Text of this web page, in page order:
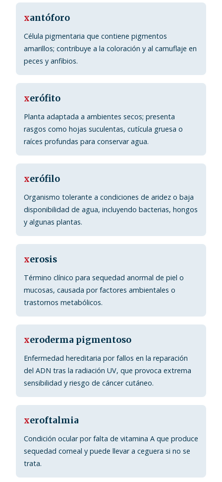
xantóforo
Célula pigmentaria que contiene pigmentos
amarillos; contribuye a la coloración y al camuflaje en
peces y anfibios.
xerófito
Planta adaptada a ambientes secos; presenta
rasgos como hojas suculentas, cutícula gruesa o
raíces profundas para conservar agua.
xerófilo
Organismo tolerante a condiciones de aridez o baja
disponibilidad de agua, incluyendo bacterias, hongos
y algunas plantas.
xerosis
Término clínico para sequedad anormal de piel o
mucosas, causada por factores ambientales o
trastornos metabólicos.
xeroderma pigmentoso
Enfermedad hereditaria por fallos en la reparación
del ADN tras la radiación UV, que provoca extrema
sensibilidad y riesgo de cáncer cutáneo.
xeroftalmia
Condición ocular por falta de vitamina A que produce
sequedad corneal y puede llevar a ceguera si no se
trata.